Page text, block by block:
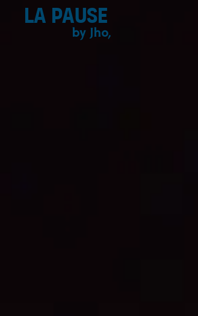
La pause
by Jho,